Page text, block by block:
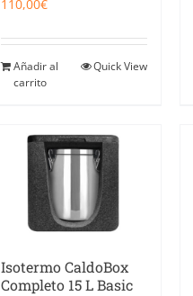
110,00€
Añadir al
carrito
Quick View
Isotermo CaldoBox
Completo 15 L Basic